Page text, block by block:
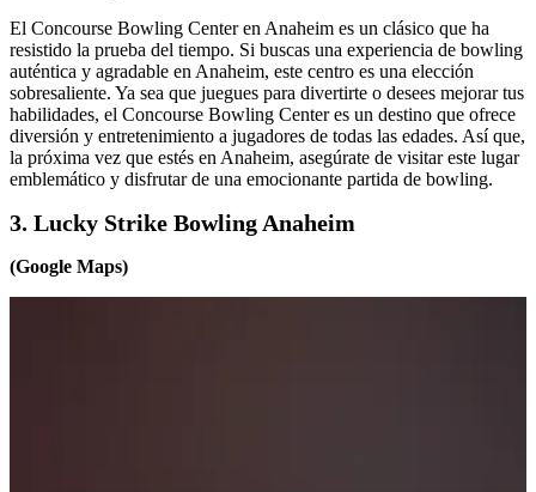
El Concourse Bowling Center en Anaheim es un clásico que ha
resistido la prueba del tiempo. Si buscas una experiencia de bowling
auténtica y agradable en Anaheim, este centro es una elección
sobresaliente. Ya sea que juegues para divertirte o desees mejorar tus
habilidades, el Concourse Bowling Center es un destino que ofrece
diversión y entretenimiento a jugadores de todas las edades. Así que,
la próxima vez que estés en Anaheim, asegúrate de visitar este lugar
emblemático y disfrutar de una emocionante partida de bowling.
3. Lucky Strike Bowling Anaheim
(Google Maps)